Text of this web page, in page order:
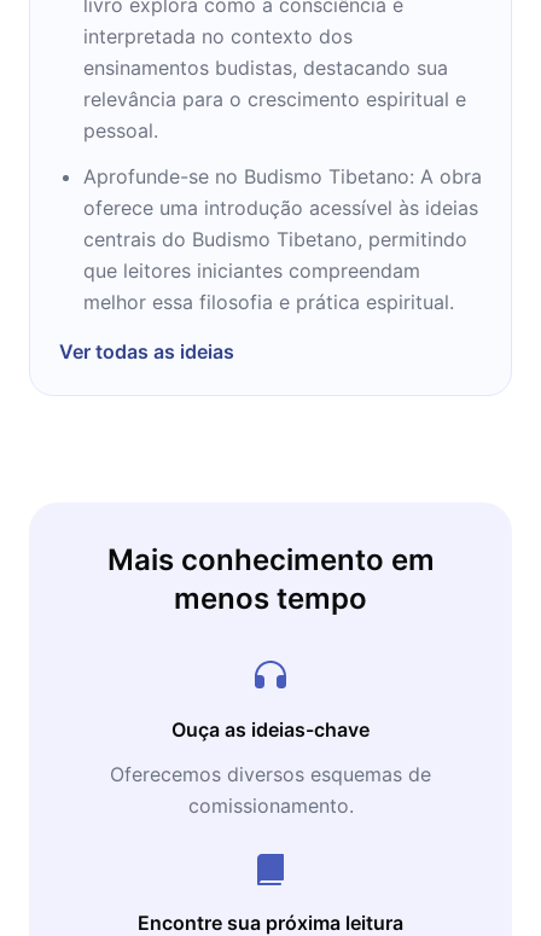
expressão.
Em 17 de outubro de 2007, o Dalai Lama foi
causa de grandes protestos diplomáticos por
parte do governo chinês contra os Estados
Unidos, ao ser agraciado com a Medalha de
Ouro do Congresso, a maior honraria civil
outorgada pelo país, e que lhe foi entregue
em cerimónia pelo presidente George W.
Bush.
interpretada no contexto dos
ensinamentos budistas, destacando sua
relevância para o crescimento espiritual e
pessoal.
Aprofunde-se no Budismo Tibetano: A obra
oferece uma introdução acessível às ideias
centrais do Budismo Tibetano, permitindo
que leitores iniciantes compreendam
melhor essa filosofia e prática espiritual.
Ver todas as ideias
Mais conhecimento em
menos tempo
Ouça as ideias-chave
Oferecemos diversos esquemas de
comissionamento.
Encontre sua próxima leitura